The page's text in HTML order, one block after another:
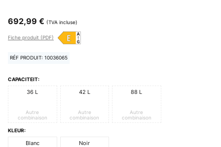
692,99 € (TVA incluse)
Fiche produit (PDF)
RÉF PRODUIT: 10036065
CAPACITEIT:
36 L
Autre
combinaison
42 L
Autre
combinaison
88 L
Autre
combinaison
KLEUR:
Blanc Noir